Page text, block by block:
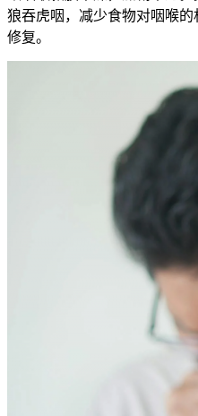
狼吞虎咽，减少食物对咽喉
修复。